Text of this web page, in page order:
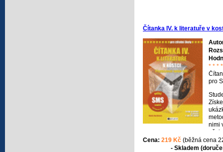
kteří
Čítanka IV. k literatuře v
* * *
pro
nimi
Tato
Cena: 219 Kč (běžná cena
- Skladem